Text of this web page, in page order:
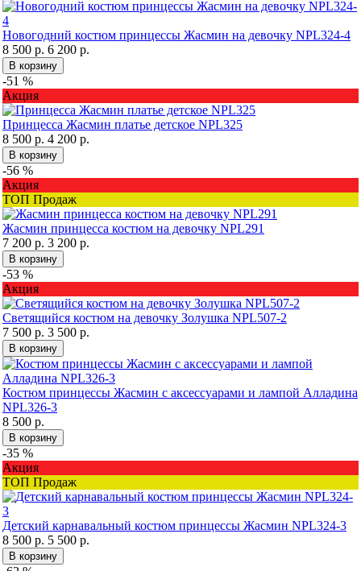
Новогодний костюм принцессы Жасмин на девочку NPL324-4
8 500 р. 6 200 р.
В корзину
-51 %
Акция
Принцесса Жасмин платье детское NPL325
8 500 р. 4 200 р.
В корзину
-56 %
Акция
ТОП Продаж
Жасмин принцесса костюм на девочку NPL291
7 200 р. 3 200 р.
В корзину
-53 %
Акция
Светящийся костюм на девочку Золушка NPL507-2
7 500 р. 3 500 р.
В корзину
Костюм принцессы Жасмин с аксессуарами и лампой Алладина
NPL326-3
8 500 р.
В корзину
-35 %
Акция
ТОП Продаж
Детский карнавальный костюм принцессы Жасмин NPL324-3
8 500 р. 5 500 р.
В корзину